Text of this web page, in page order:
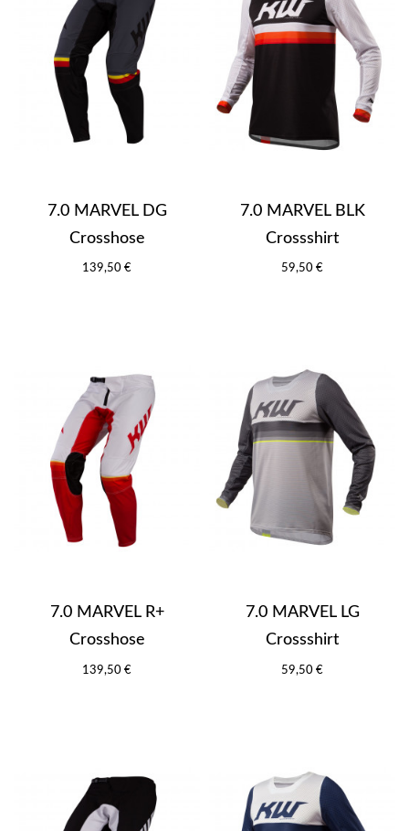
7.0 MARVEL DG
Crosshose
139,50 €
7.0 MARVEL BLK
Crossshirt
59,50 €
7.0 MARVEL R+
Crosshose
139,50 €
7.0 MARVEL LG
Crossshirt
59,50 €